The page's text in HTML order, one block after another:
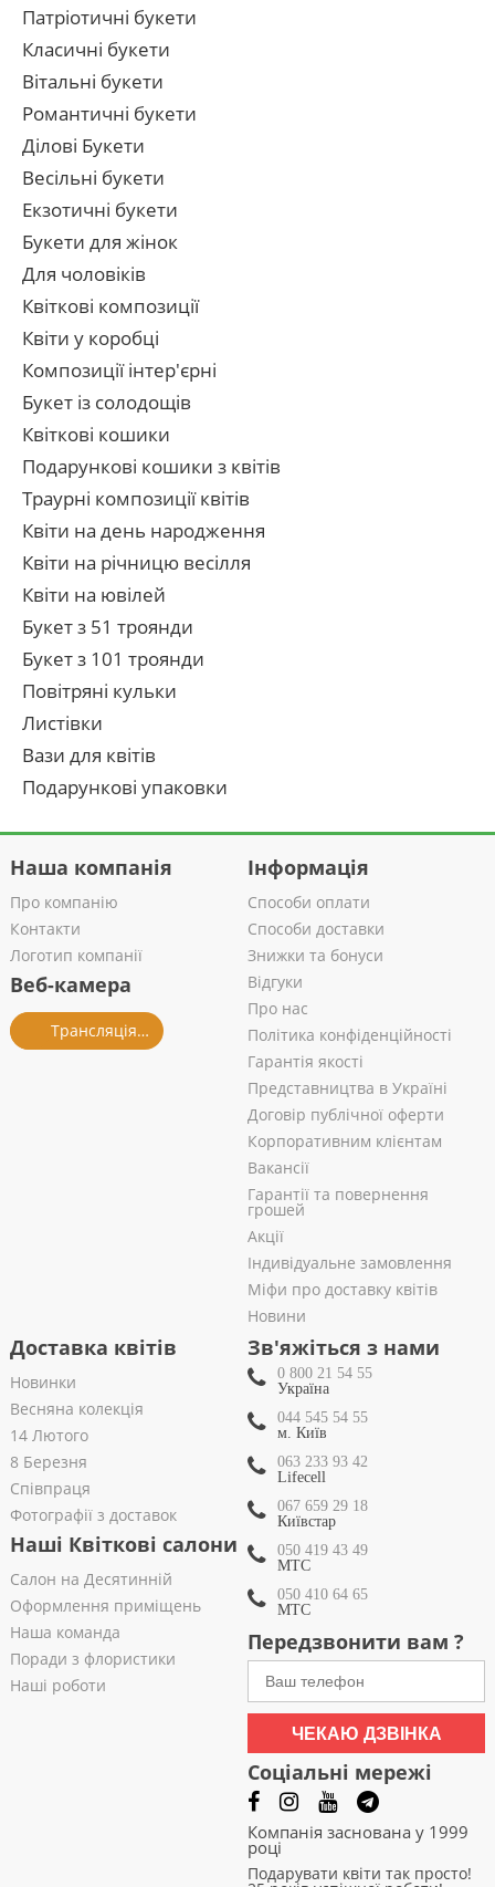
Патріотичні букети
Класичні букети
Вітальні букети
Романтичні букети
Ділові Букети
Весільні букети
Екзотичні букети
Букети для жінок
Для чоловіків
Квіткові композиції
Квіти у коробці
Композиції інтер'єрні
Букет із солодощів
Квіткові кошики
Подарункові кошики з квітів
Траурні композиції квітів
Квіти на день народження
Квіти на річницю весілля
Квіти на ювілей
Букет з 51 троянди
Букет з 101 троянди
Повітряні кульки
Листівки
Вази для квітів
Подарункові упаковки
Наша компанія
Про компанію
Контакти
Логотип компанії
Веб-камера
Трансляція із салону
Інформація
Способи оплати
Способи доставки
Знижки та бонуси
Відгуки
Про нас
Політика конфіденційності
Гарантія якості
Представництва в Україні
Договір публічної оферти
Корпоративним клієнтам
Вакансії
Гарантії та повернення
грошей
Акції
Індивідуальне замовлення
Міфи про доставку квітів
Новини
Доставка квітів
Новинки
Весняна колекція
14 Лютого
8 Березня
Співпраця
Фотографії з доставок
Наші Квіткові салони
Салон на Десятинній
Оформлення приміщень
Наша команда
Поради з флористики
Наші роботи
Зв'яжіться з нами
0 800 21 54 55
Україна
044 545 54 55
м. Київ
063 233 93 42
Lifecell
067 659 29 18
Київстар
050 419 43 49
МТС
050 410 64 65
МТС
Передзвонити вам ?
ЧЕКАЮ ДЗВІНКА
Соціальні мережі
Компанія заснована у 1999
році
Подарувати квіти так просто!